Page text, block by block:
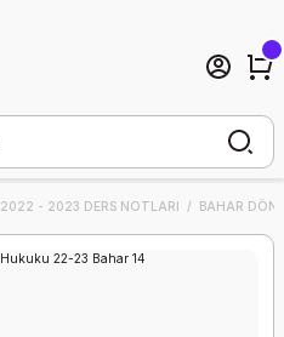
2022 - 2023 DERS NOTLARI BAHAR